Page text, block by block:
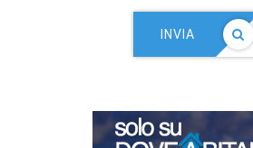
INVIA